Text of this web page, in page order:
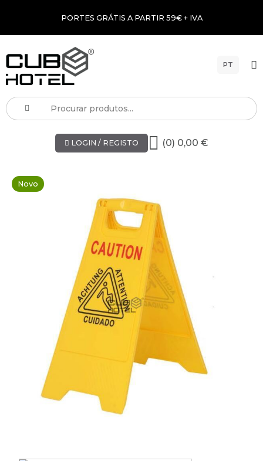
PORTES GRÁTIS A PARTIR 59€ + IVA
PT
LOGIN / REGISTO (0) 0,00 €
Novo